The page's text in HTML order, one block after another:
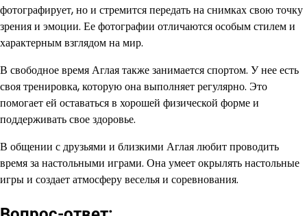
фотографирует, но и стремится передать на снимках свою точку
зрения и эмоции. Ее фотографии отличаются особым стилем и
характерным взглядом на мир.
В свободное время Аглая также занимается спортом. У нее есть
своя тренировка, которую она выполняет регулярно. Это
помогает ей оставаться в хорошей физической форме и
поддерживать свое здоровье.
В общении с друзьями и близкими Аглая любит проводить
время за настольными играми. Она умеет окрылять настольные
игры и создает атмосферу веселья и соревнования.